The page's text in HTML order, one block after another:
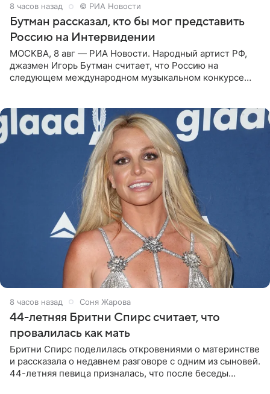
8 часов назад © РИА Новости
Бутман рассказал, кто бы мог представить
Россию на Интервидении
МОСКВА, 8 авг — РИА Новости. Народный артист РФ,
джазмен Игорь Бутман считает, что Россию на
следующем международном музыкальном конкурсе
8 часов назад Соня Жарова
44-летняя Бритни Спирс считает, что
провалилась как мать
Бритни Спирс поделилась откровениями о материнстве
и рассказала о недавнем разговоре с одним из сыновей.
44-летняя певица призналась, что после беседы